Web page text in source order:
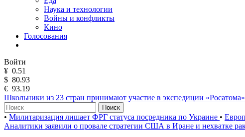
Наука и технологии
Войны и конфликты
Кино
Голосования
Войти
¥ 0.51
$ 80.93
€ 93.19
Школьники из 23 стран принимают участие в экспедиции
Поиск
• Милитаризация лишает ФРГ статуса посредника по Украине •
Аналитики заявили о провале стратегии США в Иране и нехватке